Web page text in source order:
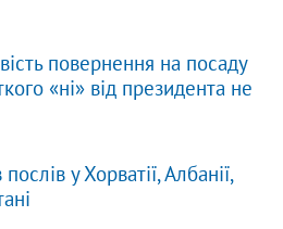
повернення на посаду
«ні» від президента не
у Хорватії, Албанії,